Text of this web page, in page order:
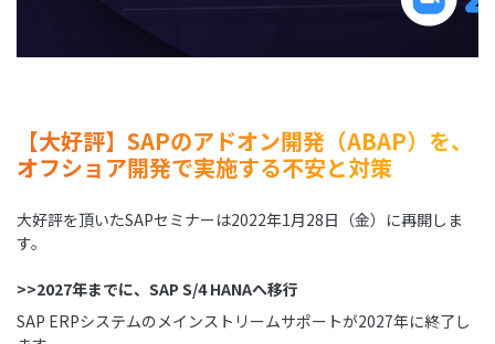
【大好評】SAPのアドオン開発（ABAP）を、
オフショア開発で実施する不安と対策
大好評を頂いたSAPセミナーは2022年1月28日（金）に再開しま
す。
>>2027年までに、SAP S/4 HANAへ移行
SAP ERPシステムのメインストリームサポートが2027年に終了し